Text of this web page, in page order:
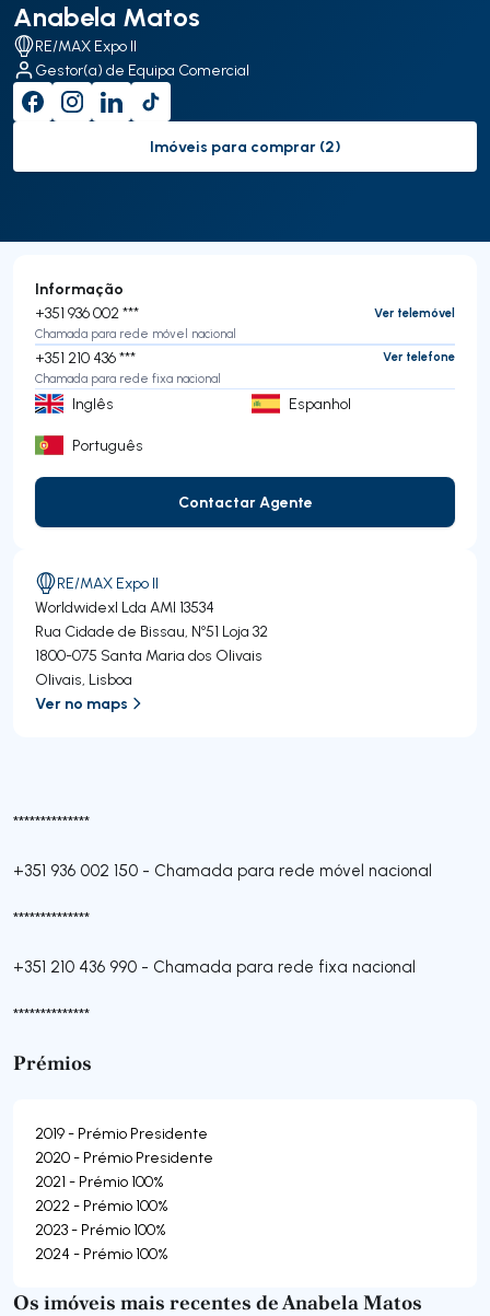
Anabela Matos
RE/MAX Expo II
Gestor(a) de Equipa Comercial
to-buy-listing
Imóveis para comprar (2)
**************
+351 936 002 150 - Chamada para rede móvel nacional
**************
+351 210 436 990 - Chamada para rede fixa nacional
**************
Prémios
2019 - Prémio Presidente
2020 - Prémio Presidente
2021 - Prémio 100%
2022 - Prémio 100%
2023 - Prémio 100%
2024 - Prémio 100%
Os imóveis mais recentes de Anabela Matos
Informação
+351 936 002 ***
Ver telemóvel
Chamada para rede móvel nacional
+351 210 436 ***
Ver telefone
Chamada para rede fixa nacional
Inglês Espanhol
Português
Contactar Agente
Contactar Agente
RE/MAX Expo II
Worldwidexl Lda AMI 13534
Rua Cidade de Bissau, Nº51 Loja 32
1800-075 Santa Maria dos Olivais
Olivais, Lisboa
Ver no maps